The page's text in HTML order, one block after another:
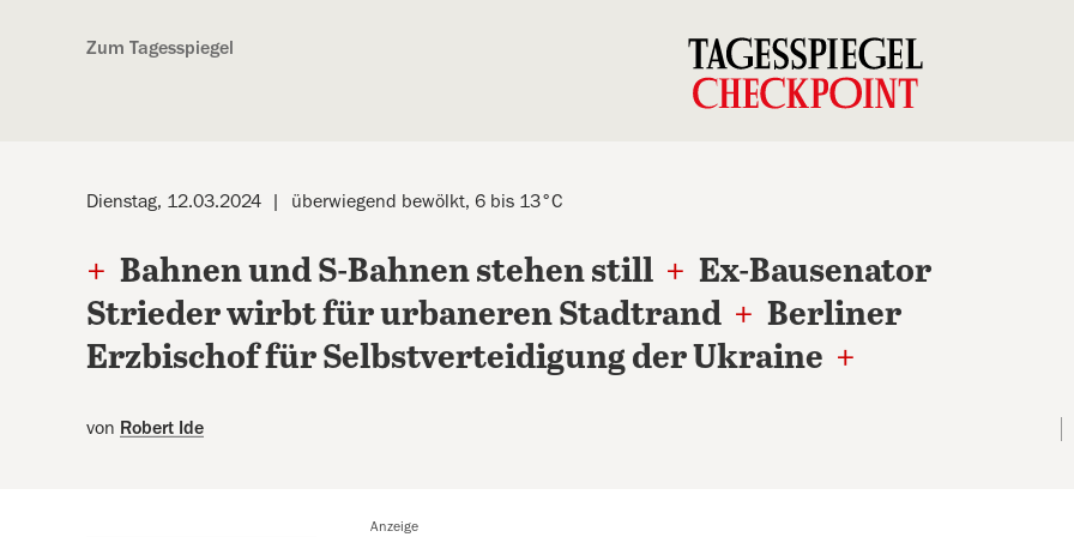
Zum Tagesspiegel
Dienstag, 12.03.2024 überwiegend bewölkt, 6 bis 13°C
+ Bahnen und S-Bahnen stehen still + Ex-Bausenator
Strieder wirbt für urbaneren Stadtrand + Berliner
Erzbischof für Selbstverteidigung der Ukraine +
von Robert Ide
Anzeige